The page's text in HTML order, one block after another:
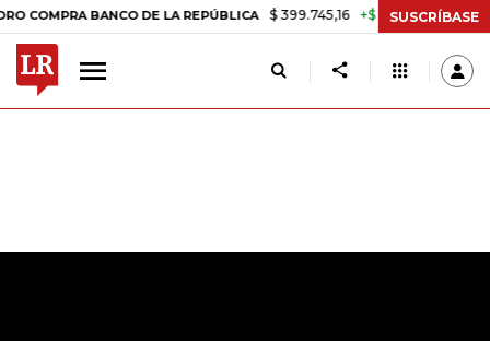
BANCO DE LA REPÚBLICA $ 399.745,16 +$ 2.295,71 +0,58%
SUSCRÍBASE